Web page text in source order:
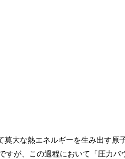
大な熱エネルギーを生み出す原
が、この過程において「圧力バ